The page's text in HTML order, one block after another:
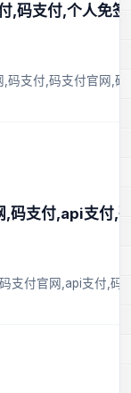
,码支付,个人免
支付,码支付官网,
,码支付,api支付,
支付官网,api支付,码